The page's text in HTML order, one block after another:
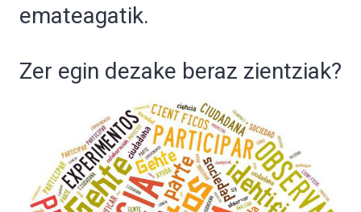
emateagatik.
Zer egin dezake beraz zientziak?